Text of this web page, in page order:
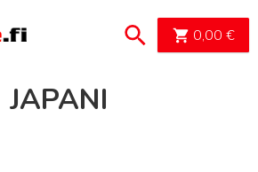
0,00 €
JAPANI